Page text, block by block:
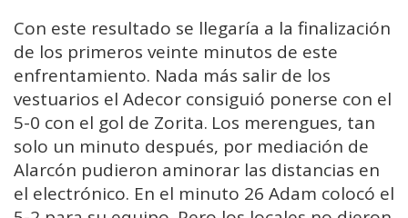
Con este resultado se llegaría a la finalización
de los primeros veinte minutos de este
enfrentamiento. Nada más salir de los
vestuarios el Adecor consiguió ponerse con el
5-0 con el gol de Zorita. Los merengues, tan
solo un minuto después, por mediación de
Alarcón pudieron aminorar las distancias en
el electrónico. En el minuto 26 Adam colocó el